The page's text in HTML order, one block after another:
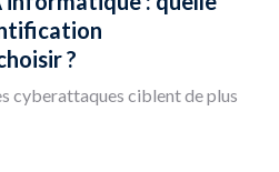
?
cyberattaques ciblent de plus